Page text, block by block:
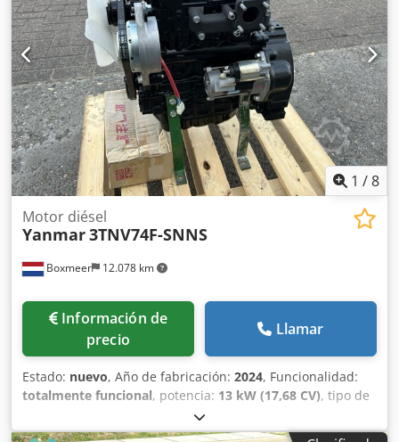
1 /8
Boxmeer 12.078 km
Motor diésel
Yanmar3TNV74F-SNNS
Información de
precio
Llamar
Estado: nuevo, Año de fabricación: 2024, Funcionalidad:
totalmente funcional, potencia: 13 kW (17,68 CV), tipo de
, número de cilindros:
nominal:13 kW (17,68 CV), peso total:102 kg, tipo de